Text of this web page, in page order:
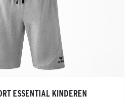
ESSENTIAL KINDEREN